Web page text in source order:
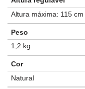
Altura máxima: 115
Peso
1,2 kg
Cor
Natural